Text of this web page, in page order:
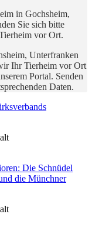
in Gochsheim,
Sie sich bitte
vor Ort.
Unterfranken
Ihr Tierheim vor Ort
Portal. Senden
Daten.
Die Schnüdel
die Münchner